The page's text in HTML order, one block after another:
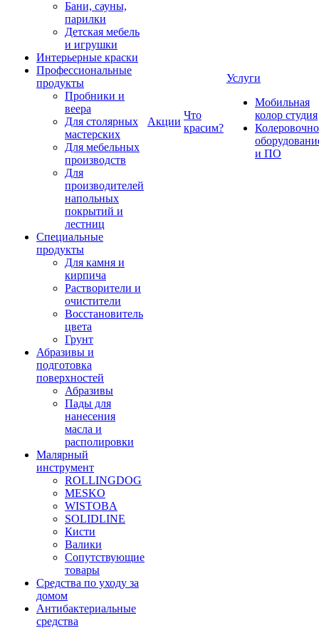
Бани, сауны,
парилки
Детская мебель
и игрушки
Интерьерные краски
Профессиональные
продукты
Пробники и
веера
Для столярных
мастерских
Для мебельных
производств
Для
производителей
напольных
покрытий и
лестниц
Специальные
продукты
Для камня и
кирпича
Растворители и
очистители
Восстановитель
цвета
Грунт
Абразивы и
подготовка
поверхностей
Абразивы
Пады для
нанесения
масла и
располировки
Малярный
инструмент
ROLLINGDOG
MESKO
WISTOBA
SOLIDLINE
Кисти
Валики
Сопутствующие
товары
Средства по уходу за
домом
Антибактериальные
средства
Акции
Что
красим?
Услуги
Мобильная
колор студия
и ПО